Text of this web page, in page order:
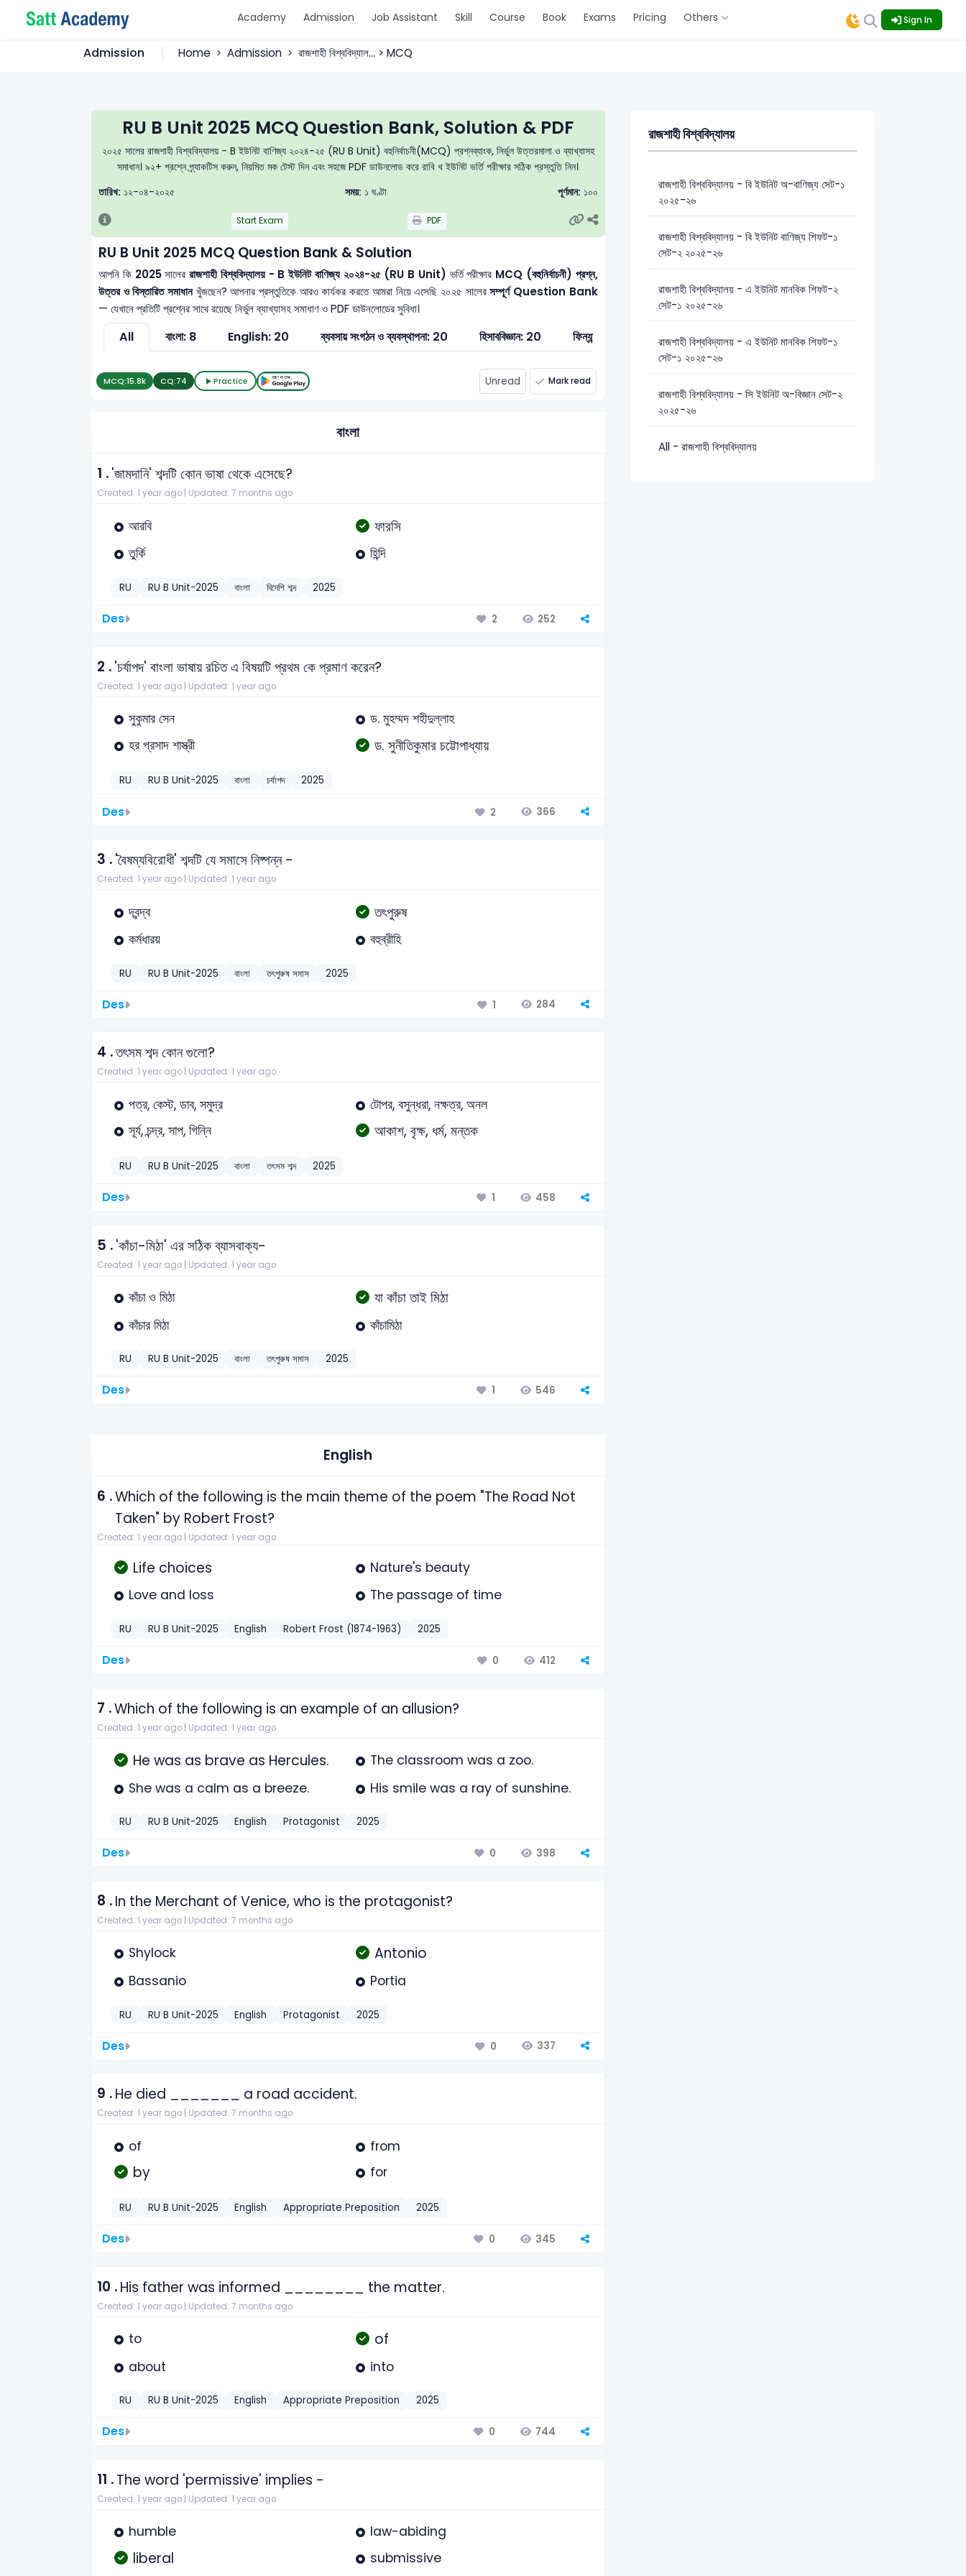
Academy Admission Job Assistant Skill Course Book Exams Pricing Others Sign In
Admission Home Admission রাজশাহী বিশ্ববিদ্যাল... > MCQ
RU B Unit 2025 MCQ Question Bank, Solution & PDF
২০২৫ সালের রাজশাহী বিশ্ববিদ্যালয় - B ইউনিট বাণিজ্য ২০২৪-২৫ (RU B Unit) বহুনির্বাচনী(MCQ) প্রশ্নব্যাংক, নির্ভুল উত্তরমালা ও ব্যাখ্যাসহ
সমাধান। ৯২+ প্রশ্নে প্র্যাকটিস করুন, নিয়মিত মক টেস্ট দিন এবং সহজে PDF ডাউনলোড করে রাবি খ ইউনিট ভর্তি পরীক্ষার সঠিক প্রস্তুতি নিন।
তারিখ: ১২-০৪-২০২৫ সময়: ১ ঘণ্টা পূর্ণমান: ১০০
Start Exam PDF
RU B Unit 2025 MCQ Question Bank & Solution
আপনি কি 2025সালেররাজশাহী বিশ্ববিদ্যালয় - B ইউনিট বাণিজ্য ২০২৪-২৫ (RU B Unit) ভর্তি পরীক্ষার MCQ (বহুনির্বাচনী) প্রশ্ন,
উত্তর ও বিস্তারিত সমাধানখুঁজছেন? আপনার প্রস্তুতিকে আরও কার্যকর করতে আমরা নিয়ে এসেছি ২০২৫ সালেরসম্পূর্ণ Question Bank
— যেখানে প্রতিটি প্রশ্নের সাথে রয়েছে নির্ভুল ব্যাখ্যাসহ সমাধাণ ও PDF ডাউনলোডের সুবিধা।
All বাংলা: 8 English: 20 ব্যবসায় সংগঠন ও ব্যবস্থাপনা: 20 হিসাববিজ্ঞান: 20 ফিন্যান্স, ব্যাংকিং ও বিমা: 12 উৎপাদন ব্যবস্থাপনা ও বিপণন: 12
MCQ:15.8k CQ:74 Practice Unread Mark read
বাংলা
1 .'জামদানি' শব্দটি কোন ভাষা থেকে এসেছে?
Created: 1 year ago | Updated: 7 months ago
আরবি ফারসি
তুর্কি হিন্দি
RU RU B Unit-2025 বাংলা বিদেশি শব্দ 2025
Des 2 252
2 .'চর্যাপদ' বাংলা ভাষায় রচিত এ বিষয়টি প্রথম কে প্রমাণ করেন?
Created: 1 year ago | Updated: 1 year ago
সুকুমার সেন
ড. মুহম্মদ শহীদুল্লাহ
হর প্রসাদ শাস্ত্রী
ড. সুনীতিকুমার চট্টোপাধ্যায়
RU RU B Unit-2025 বাংলা চর্যাপদ 2025
Des 2 366
3 .'বৈষম্যবিরোধী' শব্দটি যে সমাসে নিষ্পন্ন -
Created: 1 year ago | Updated: 1 year ago
দ্বন্দ্ব তৎপুরুষ
কর্মধারয় বহুব্রীহি
RU RU B Unit-2025 বাংলা তৎপুরুষ সমাস 2025
Des 1 284
4 .তৎসম শব্দ কোন গুলো?
Created: 1 year ago | Updated: 1 year ago
পত্র, কেস্ট, ডাব, সমুদ্র
টোপর, বসুন্ধরা, নক্ষত্র, অনল
সূর্য, চন্দ্র, সাপ, গিন্নি
আকাশ, বৃক্ষ, ধর্ম, মন্তক
RU RU B Unit-2025 বাংলা তৎসম শব্দ 2025
Des 1 458
5 .'কাঁচা-মিঠা' এর সঠিক ব্যাসবাক্য-
Created: 1 year ago | Updated: 1 year ago
কাঁচা ও মিঠা যা কাঁচা তাই মিঠা
কাঁচার মিঠা কাঁচামিঠা
RU RU B Unit-2025 বাংলা তৎপুরুষ সমাস 2025
Des 1 546
English
6 .Which of the following is the main theme of the poem "The Road Not
Taken" by Robert Frost?
Created: 1 year ago | Updated: 1 year ago
Life choices
Nature's beauty
Love and loss
The passage of time
RU RU B Unit-2025 English Robert Frost (1874-1963) 2025
Des 0 412
7 .Which of the following is an example of an allusion?
Created: 1 year ago | Updated: 1 year ago
He was as brave as Hercules.
The classroom was a zoo.
She was a calm as a breeze.
His smile was a ray of sunshine.
RU RU B Unit-2025 English Protagonist 2025
Des 0 398
8 .In the Merchant of Venice, who is the protagonist?
Created: 1 year ago | Updated: 7 months ago
Shylock Antonio
Bassanio Portia
RU RU B Unit-2025 English Protagonist 2025
Des 0 337
9 .He died _______ a road accident.
Created: 1 year ago | Updated: 7 months ago
of from
by for
RU RU B Unit-2025 English Appropriate Preposition 2025
Des 0 345
10 .His father was informed ________ the matter.
Created: 1 year ago | Updated: 7 months ago
to of
about into
RU RU B Unit-2025 English Appropriate Preposition 2025
Des 0 744
11 .The word 'permissive' implies -
Created: 1 year ago | Updated: 1 year ago
humble law-abiding
liberal submissive
রাজশাহী বিশ্ববিদ্যালয়
রাজশাহী বিশ্ববিদ্যালয় - বি ইউনিট অ-বাণিজ্য সেট-১
২০২৫-২৬
রাজশাহী বিশ্ববিদ্যালয় - বি ইউনিট বাণিজ্য শিফট-১
সেট-২ ২০২৫-২৬
রাজশাহী বিশ্ববিদ্যালয় - এ ইউনিট মানবিক শিফট-২
সেট-১ ২০২৫-২৬
রাজশাহী বিশ্ববিদ্যালয় - এ ইউনিট মানবিক শিফট-১
সেট-১ ২০২৫-২৬
রাজশাহী বিশ্ববিদ্যালয় - সি ইউনিট অ-বিজ্ঞান সেট-২
২০২৫-২৬
All - রাজশাহী বিশ্ববিদ্যালয়